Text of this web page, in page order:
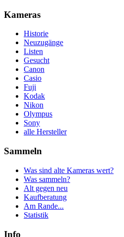
Kameras
Historie
Neuzugänge
Listen
Gesucht
Canon
Casio
Fuji
Kodak
Nikon
Olympus
Sony
alle Hersteller
Sammeln
Was sind alte Kameras wert?
Was sammeln?
Alt gegen neu
Kaufberatung
Am Rande...
Statistik
Info